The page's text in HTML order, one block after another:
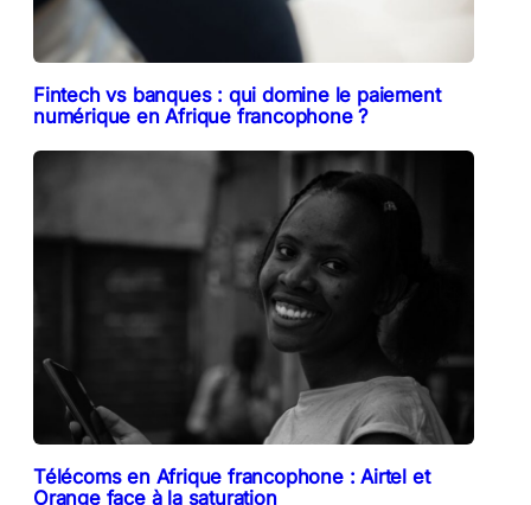
Fintech vs banques : qui domine le paiement
numérique en Afrique francophone ?
Télécoms en Afrique francophone : Airtel et
Orange face à la saturation